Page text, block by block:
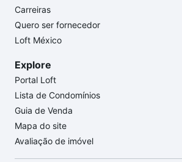
Carreiras
Quero ser fornecedor
Loft México
Explore
Portal Loft
Lista de Condomínios
Guia de Venda
Mapa do site
Avaliação de imóvel